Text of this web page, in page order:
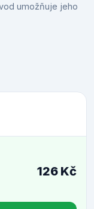
umožňuje jeho
126 Kč